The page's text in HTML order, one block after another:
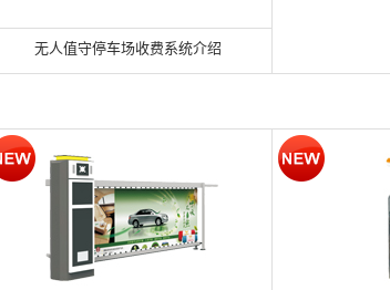
无人值守停车场收费系统介绍